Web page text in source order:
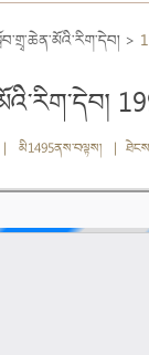
>
| མི1495ནས་བལྟས། |